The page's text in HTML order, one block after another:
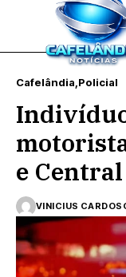
Cafelândia Policial
e
VINICIUS